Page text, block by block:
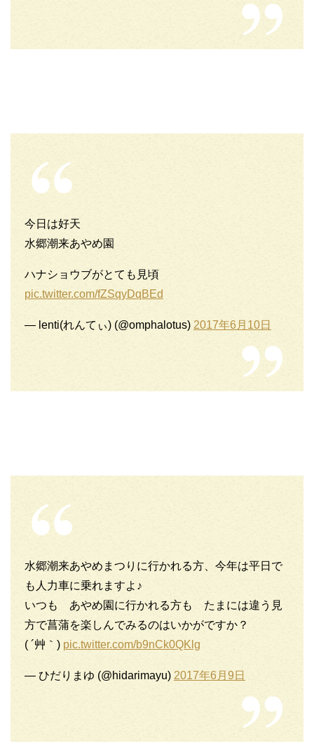
今日は好天
水郷潮来あやめ園
ハナショウブがとても見頃
pic.twitter.com/fZSqyDqBEd
— lenti(れんてぃ) (@omphalotus) 2017年6月10日
水郷潮来あやめまつりに行かれる方、今年は平日で
も人力車に乗れますよ♪
いつも あやめ園に行かれる方も たまには違う見
方で菖蒲を楽しんでみるのはいかがですか？
( ´艸｀) pic.twitter.com/b9nCk0QKlg
— ひだりまゆ (@hidarimayu) 2017年6月9日